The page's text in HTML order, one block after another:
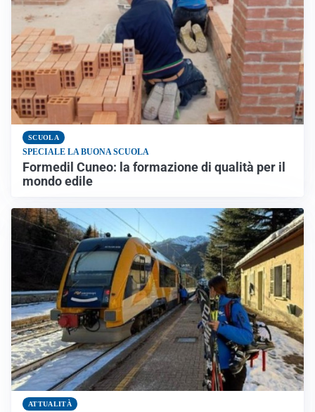
SCUOLA
SPECIALE LA BUONA SCUOLA
Formedil Cuneo: la formazione di qualità per il
mondo edile
ATTUALITÀ